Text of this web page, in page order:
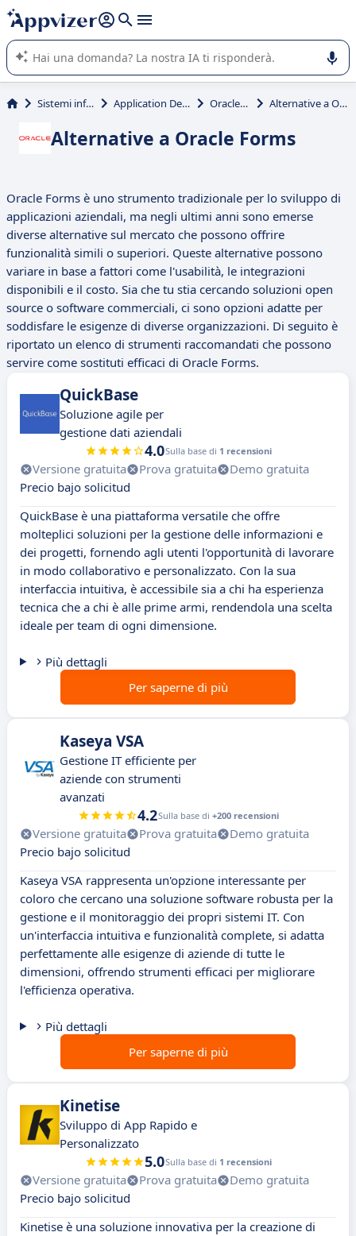
righe con
shift + enter
L'IA di Appvizer vi guida nell'utilizzo o nella scelta di un
software SaaS per la vostra azienda.
Sistemi informativi Application Development Oracle Forms Alternative a Oracle Forms
Alternative a Oracle Forms
Oracle Forms è uno strumento tradizionale per lo sviluppo di
applicazioni aziendali, ma negli ultimi anni sono emerse
diverse alternative sul mercato che possono offrire
funzionalità simili o superiori. Queste alternative possono
variare in base a fattori come l'usabilità, le integrazioni
disponibili e il costo. Sia che tu stia cercando soluzioni open
source o software commerciali, ci sono opzioni adatte per
soddisfare le esigenze di diverse organizzazioni. Di seguito è
riportato un elenco di strumenti raccomandati che possono
servire come sostituti efficaci di Oracle Forms.
QuickBase
Soluzione agile per
gestione dati aziendali
4.0Sulla base di 1 recensioni
Versione gratuita Prova gratuita
Demo gratuita
Precio bajo solicitud
QuickBase è una piattaforma versatile che offre
molteplici soluzioni per la gestione delle informazioni e
dei progetti, fornendo agli utenti l'opportunità di lavorare
in modo collaborativo e personalizzato. Con la sua
interfaccia intuitiva, è accessibile sia a chi ha esperienza
tecnica che a chi è alle prime armi, rendendola una scelta
ideale per team di ogni dimensione.
Più dettagli
Per saperne di più
Kaseya VSA
Gestione IT efficiente per
aziende con strumenti
avanzati
4.2Sulla base di +200 recensioni
Versione gratuita Prova gratuita
Demo gratuita
Precio bajo solicitud
Kaseya VSA rappresenta un'opzione interessante per
coloro che cercano una soluzione software robusta per la
gestione e il monitoraggio dei propri sistemi IT. Con
un'interfaccia intuitiva e funzionalità complete, si adatta
perfettamente alle esigenze di aziende di tutte le
dimensioni, offrendo strumenti efficaci per migliorare
l'efficienza operativa.
Più dettagli
Per saperne di più
Kinetise
Sviluppo di App Rapido e
Personalizzato
5.0Sulla base di 1 recensioni
Versione gratuita Prova gratuita
Demo gratuita
Precio bajo solicitud
Kinetise è una soluzione innovativa per la creazione di